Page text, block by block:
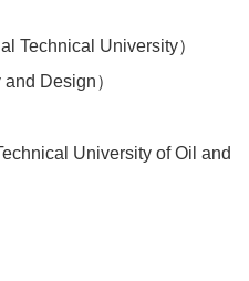
Technical University）
Design）
University of Oil and